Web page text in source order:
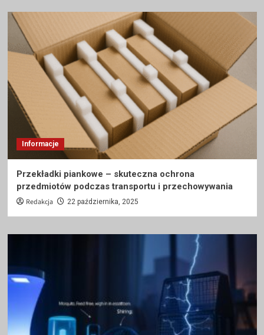
Informacje
Przekładki piankowe – skuteczna ochrona
przedmiotów podczas transportu i przechowywania
Redakcja 22 października, 2025